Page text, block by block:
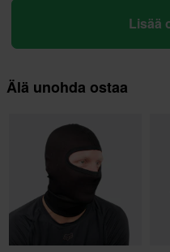
Lisää
Älä unohda ostaa